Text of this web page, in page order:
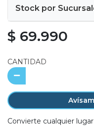
Stock por
$ 69.990
CANTIDAD
Convierte cualquier